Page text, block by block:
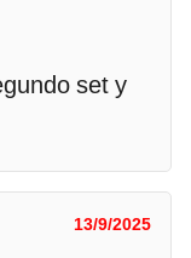
set y
13/9/2025